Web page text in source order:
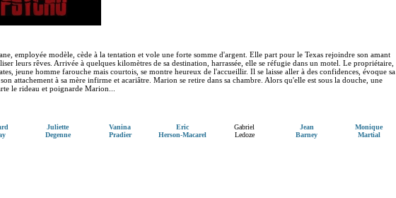
employée modèle, cède à la tentation et vole une forte somme d'argent. Elle part pour le Texas rejoindre son amant
leurs rêves. Arrivée à quelques kilomètres de sa destination, harrassée, elle se réfugie dans un motel. Le propriétaire,
jeune homme farouche mais courtois, se montre heureux de l'accueillir. Il se laisse aller à des confidences, évoque sa
attachement à sa mère infirme et acariâtre. Marion se retire dans sa chambre. Alors qu'elle est sous la douche, une
le rideau et poignarde Marion...
Juliette
Degenne
Vanina
Pradier
Eric
Herson-Macarel
Gabriel
Ledoze
Jean
Barney
Monique
Martial